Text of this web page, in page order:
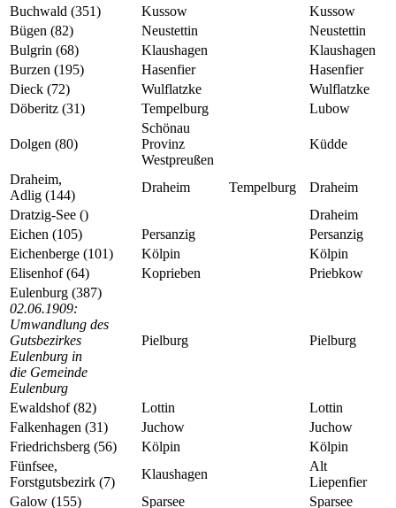
Buchwald (351)
Kussow
Kussow
Bügen (82)
Neustettin
Neustettin
Bulgrin (68)
Klaushagen
Klaushagen
Burzen (195)
Hasenfier
Hasenfier
Dieck (72)
Wulflatzke
Wulflatzke
Döberitz (31)
Tempelburg Lubow
Dolgen (80)
Schönau
Provinz
Westpreußen
Küdde
Draheim,
Adlig (144)
Draheim Tempelburg
Draheim
Dratzig-See ()
Draheim
Eichen (105)
Persanzig
Persanzig
Eichenberge (101)
Kölpin
Kölpin
Elisenhof (64)
Koprieben
Priebkow
Eulenburg (387)
02.06.1909:
Umwandlung des
Gutsbezirkes
Eulenburg in
die Gemeinde
Eulenburg
Pielburg Pielburg
Ewaldshof (82) Lottin
Lottin
Falkenhagen (31)
Juchow
Juchow
Friedrichsberg (56)
Kölpin
Kölpin
Fünfsee,
Forstgutsbezirk (7)
Klaushagen
Alt
Liepenfier
Galow (155)
Sparsee Sparsee